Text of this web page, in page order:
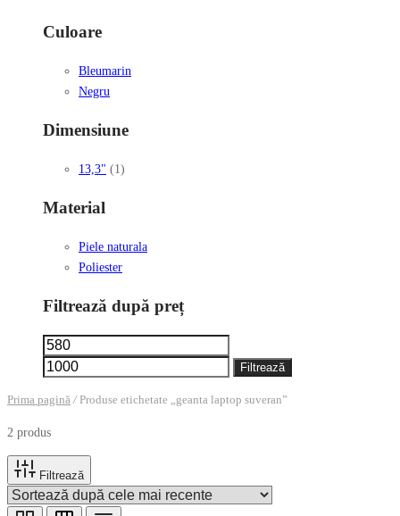
Culoare
Bleumarin
Negru
Dimensiune
13,3" (1)
Material
Piele naturala
Poliester
Filtrează după preț
Preț
minim
maxim
Filtrează
Prima pagină /Produse etichetate „geanta laptop suveran”
2 produs
Filtrează